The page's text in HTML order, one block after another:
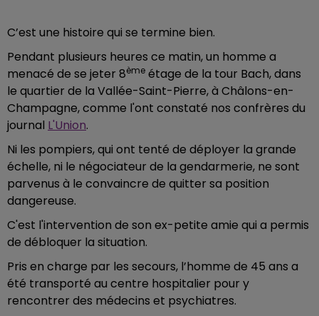
C’est une histoire qui se termine bien.
Pendant plusieurs heures ce matin, un homme a
menacé de se jeter 8ème étage de la tour Bach, dans
le quartier de la Vallée-Saint-Pierre, à Châlons-en-
Champagne, comme l'ont constaté nos confrères du
journal L'Union.
Ni les pompiers, qui ont tenté de déployer la grande
échelle, ni le négociateur de la gendarmerie, ne sont
parvenus à le convaincre de quitter sa position
dangereuse.
C'est l'intervention de son ex-petite amie qui a permis
de débloquer la situation.
Pris en charge par les secours, l’homme de 45 ans a
été transporté au centre hospitalier pour y
rencontrer des médecins et psychiatres.